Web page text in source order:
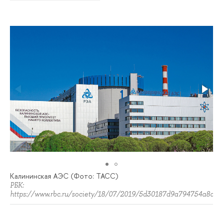
Калининская АЭС (Фото: ТАСС)
РБК:
https://www.rbc.ru/society/18/07/2019/